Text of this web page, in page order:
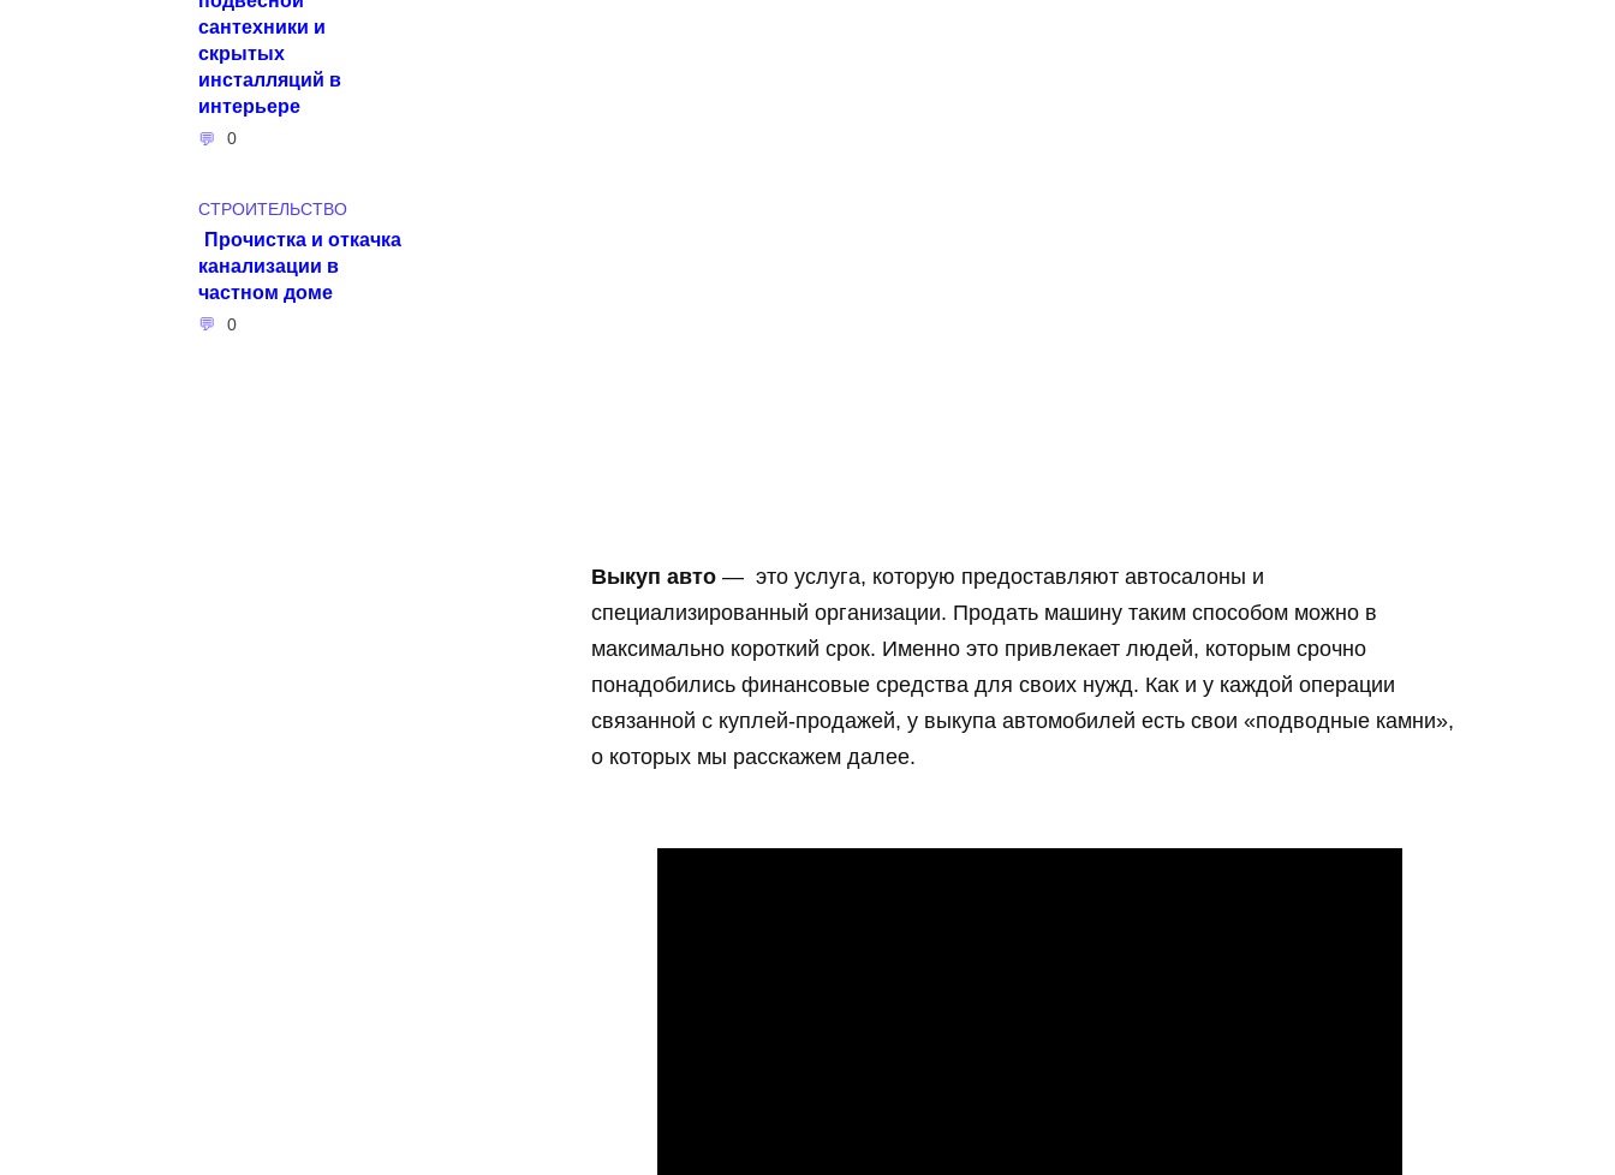
Выкуп авто — это услуга, которую предоставляют автосалоны и
специализированный организации. Продать машину таким способом можно в
максимально короткий срок. Именно это привлекает людей, которым срочно
понадобились финансовые средства для своих нужд. Как и у каждой операции
связанной с куплей-продажей, у выкупа автомобилей есть свои «подводные камни»,
о которых мы расскажем далее.
сантехники и
скрытых
инсталляций в
интерьере
0
СТРОИТЕЛЬСТВО
Прочистка и откачка
канализации в
частном доме
0